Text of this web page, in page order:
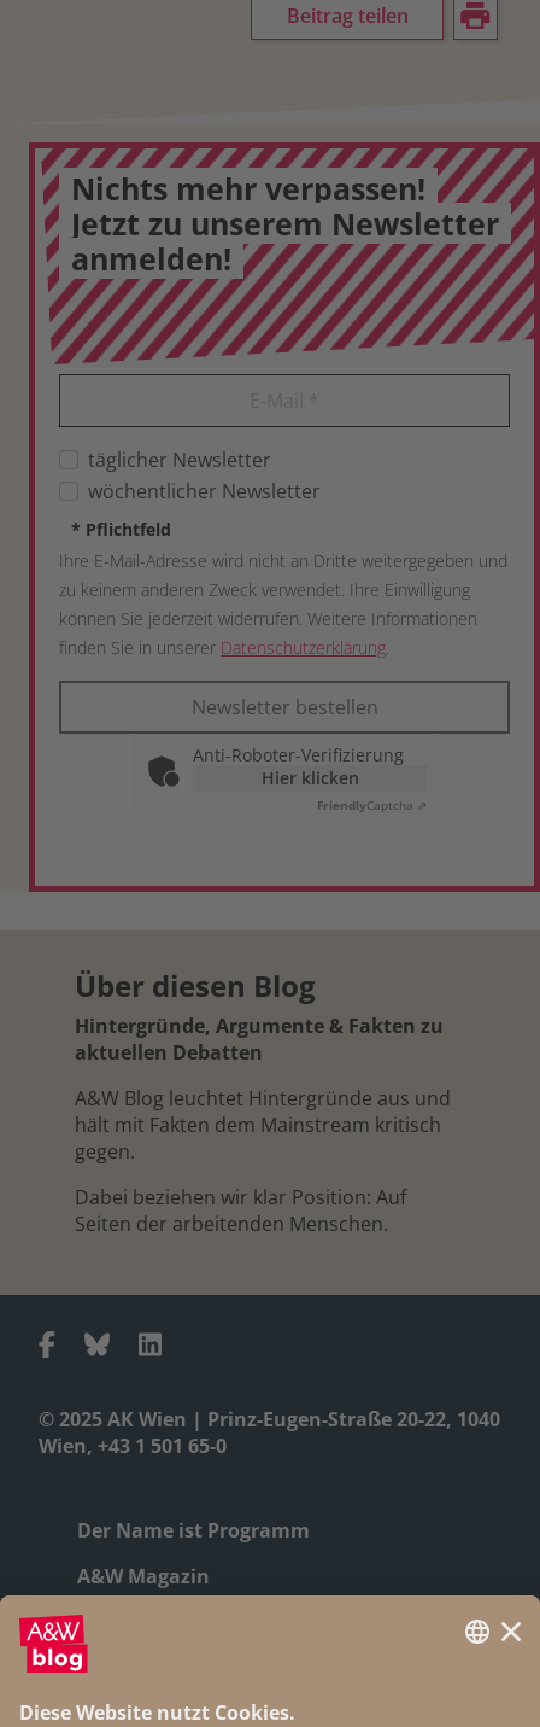
Beitrag teilen
Nichts mehr verpassen!
Jetzt zu unserem Newsletter
anmelden!
täglicher Newsletter
wöchentlicher Newsletter
* Pflichtfeld
Ihre E-Mail-Adresse wird nicht an Dritte weitergegeben und
zu keinem anderen Zweck verwendet. Ihre Einwilligung
können Sie jederzeit widerrufen. Weitere Informationen
finden Sie in unserer Datenschutzerklärung.
Newsletter bestellen
Anti-Roboter-Verifizierung
Hier klicken
FriendlyCaptcha ⇗
© 2025 AK Wien | Prinz-Eugen-Straße 20-22, 1040
Wien, +43 1 501 65-0
Der Name ist Programm
A&W Magazin
Geschichte
Autor:innen
Über diesen Blog
Hintergründe, Argumente & Fakten zu
aktuellen Debatten
A&W Blog leuchtet Hintergründe aus und
hält mit Fakten dem Mainstream kritisch
gegen.
Dabei beziehen wir klar Position: Auf
Seiten der arbeitenden Menschen.